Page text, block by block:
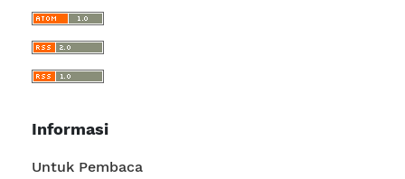
Informasi
Untuk Pembaca